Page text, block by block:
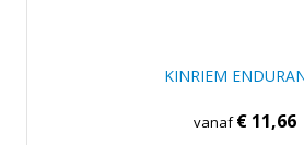
KINRIEM
vanaf€ 11,66